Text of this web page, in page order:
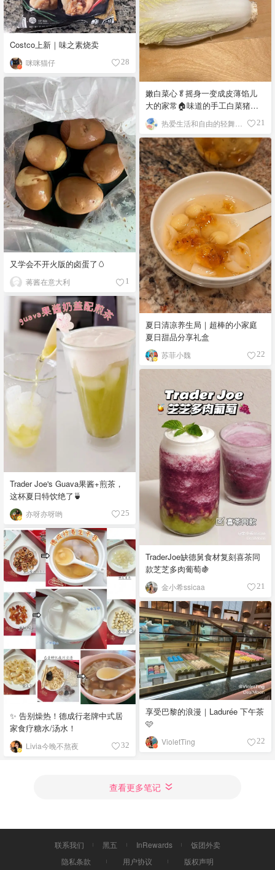
嫩白菜心🥬摇身一变成皮薄馅儿
大的家常🏠味道的手工白菜猪肉
水饺🥟
21
Costco上新｜味之素烧卖
咪咪猫仔 28
又学会不开火版的卤蛋了🥚
蒋酱在意大利 1
夏日清凉养生局｜超棒的小家庭
夏日甜品分享礼盒
苏菲小魏 22
Trader Joe's Guava果酱+煎茶，
这杯夏日特饮绝了🍵
亦呀亦呀哟 25
TraderJoe缺德舅食材复刻喜茶同
款芝芝多肉葡萄🍇
金小希ssicaa 21
✨ 告别燥热！德成行老牌中式居
家食疗糖水/汤水！
Livia今晚不熬夜 32
享受巴黎的浪漫｜Ladurée 下午茶
🩷
VioletTing 22
查看更多笔记
联系我们 黑五 InRewards
饭团外卖
隐私条款
用户协议 版权声明